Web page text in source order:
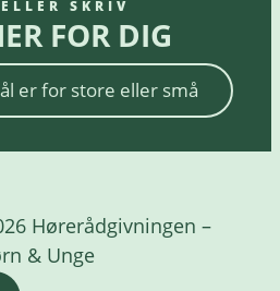
SKRIV
FOR DIG
er for store eller små
Hørerådgivningen –
& Unge